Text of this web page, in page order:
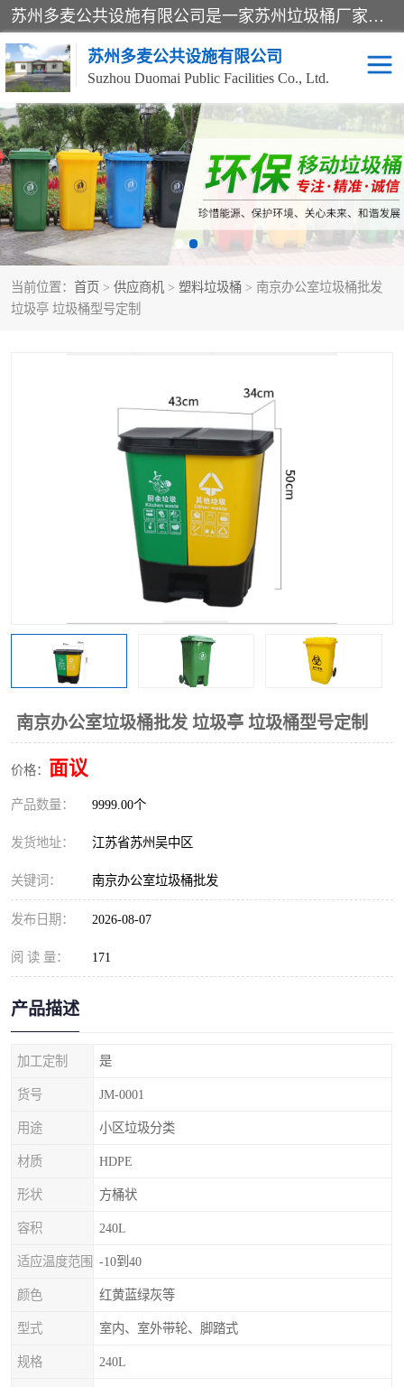
苏州多麦公共设施有限公司是一家苏州垃圾桶厂家，主营：塑料垃圾桶、分类果皮箱、户外园林椅、保安岗亭等产品厂家。全国统一热线电话：17105580222。公司组建完善的团队。设计人员，能根据客户要求，提供适合的设计方案，来满足客户的需求。
苏州多麦公共设施有限公司
Suzhou Duomai Public Facilities Co., Ltd.
当前位置： 首页 > 供应商机 > 塑料垃圾桶 > 南京办公室垃圾桶批发
垃圾亭 垃圾桶型号定制
南京办公室垃圾桶批发 垃圾亭 垃圾桶型号定制
价格： 面议
产品数量： 9999.00个
发货地址： 江苏省苏州吴中区
关键词： 南京办公室垃圾桶批发
发布日期： 2026-08-07
阅 读 量： 171
产品描述
加工定制 是
货号 JM-0001
用途 小区垃圾分类
材质 HDPE
形状 方桶状
容积 240L
适应温度范围 -10到40
颜色 红黄蓝绿灰等
型式 室内、室外带轮、脚踏式
规格 240L
办公室脚踩垃圾桶 保安岗亭
分类果皮箱 公园椅
垃圾分类房 塑料垃圾桶
防疫岗亭 吸烟岗亭